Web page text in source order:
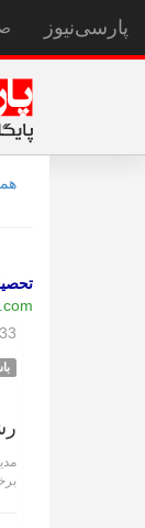
پارسی‌نیوز
21:33 -